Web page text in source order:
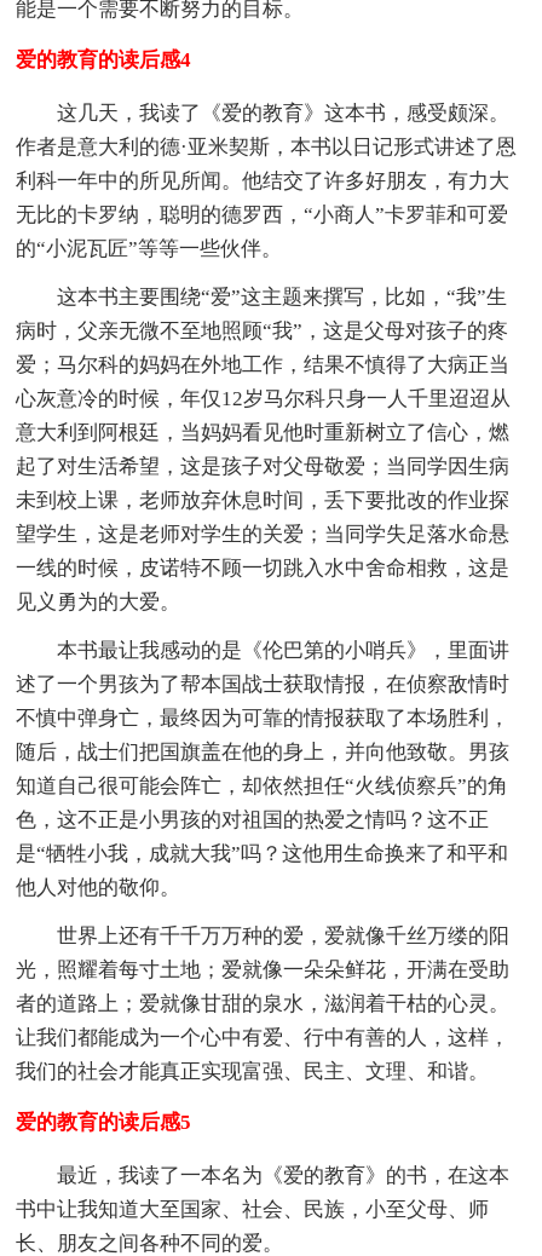
能是一个需要不断努力的目标。
爱的教育的读后感4
这几天，我读了《爱的教育》这本书，感受颇深。
作者是意大利的德·亚米契斯，本书以日记形式讲述了恩
利科一年中的所见所闻。他结交了许多好朋友，有力大
无比的卡罗纳，聪明的德罗西，“小商人”卡罗菲和可爱
的“小泥瓦匠”等等一些伙伴。
这本书主要围绕“爱”这主题来撰写，比如，“我”生
病时，父亲无微不至地照顾“我”，这是父母对孩子的疼
爱；马尔科的妈妈在外地工作，结果不慎得了大病正当
心灰意冷的时候，年仅12岁马尔科只身一人千里迢迢从
意大利到阿根廷，当妈妈看见他时重新树立了信心，燃
起了对生活希望，这是孩子对父母敬爱；当同学因生病
未到校上课，老师放弃休息时间，丢下要批改的作业探
望学生，这是老师对学生的关爱；当同学失足落水命悬
一线的时候，皮诺特不顾一切跳入水中舍命相救，这是
见义勇为的大爱。
本书最让我感动的是《伦巴第的小哨兵》，里面讲
述了一个男孩为了帮本国战士获取情报，在侦察敌情时
不慎中弹身亡，最终因为可靠的情报获取了本场胜利，
随后，战士们把国旗盖在他的身上，并向他致敬。男孩
知道自己很可能会阵亡，却依然担任“火线侦察兵”的角
色，这不正是小男孩的对祖国的热爱之情吗？这不正
是“牺牲小我，成就大我”吗？这他用生命换来了和平和
他人对他的敬仰。
世界上还有千千万万种的爱，爱就像千丝万缕的阳
光，照耀着每寸土地；爱就像一朵朵鲜花，开满在受助
者的道路上；爱就像甘甜的泉水，滋润着干枯的心灵。
让我们都能成为一个心中有爱、行中有善的人，这样，
我们的社会才能真正实现富强、民主、文理、和谐。
爱的教育的读后感5
最近，我读了一本名为《爱的教育》的书，在这本
书中让我知道大至国家、社会、民族，小至父母、师
长、朋友之间各种不同的爱。